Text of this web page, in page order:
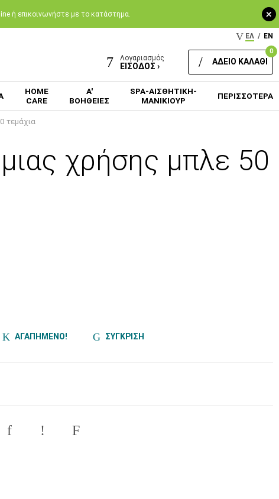
+
ή επικοινωνήστε με το κατάστημα.
ΕΛ / EN
Λογαριασμός
ΕΙΣΟΔΟΣ ›
0
ΑΔΕΙΟ ΚΑΛΑΘΙ
HOME
CARE
Α'
ΒΟΗΘΕΙΕΣ
SPA-ΑΙΣΘΗΤΙΚΗ-
ΜΑΝΙΚΙΟΥΡ
ΠΕΡΙΣΣΟΤΕΡΑ
τεμάχια
χρήσης μπλε 50
ΑΓΑΠΗΜΕΝΟ! ΣΥΓΚΡΙΣΗ